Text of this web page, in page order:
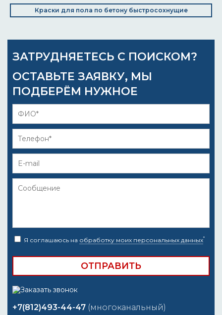
Краски для пола по бетону быстросохнущие
ЗАТРУДНЯЕТЕСЬ С ПОИСКОМ?
ОСТАВЬТЕ ЗАЯВКУ, МЫ
ПОДБЕРЁМ НУЖНОЕ
Я соглашаюсь на обработку моих персональных данных*
+7(812)493-44-47 (многоканальный)